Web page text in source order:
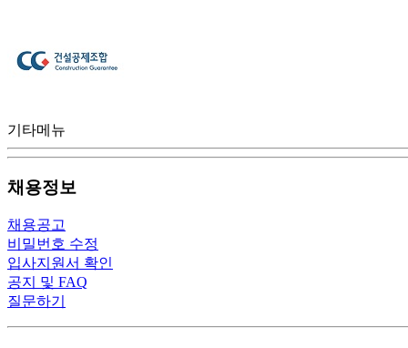
기타메뉴
채용정보
채용공고
비밀번호 수정
입사지원서 확인
공지 및 FAQ
질문하기